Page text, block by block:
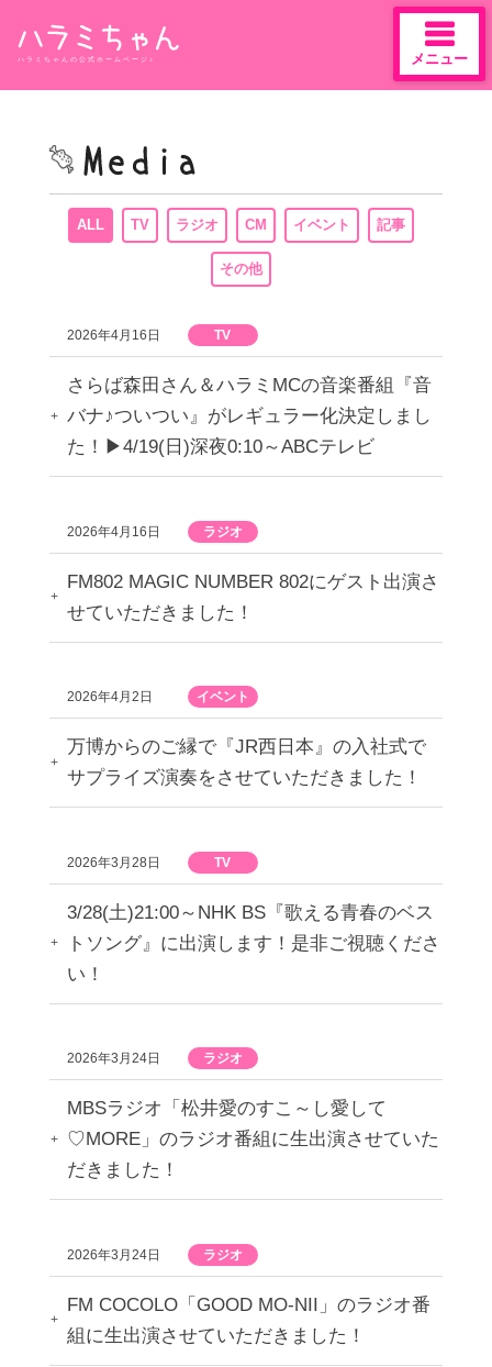
content
ハラミちゃんの公式ホームページ♪ メニュー
ALL TV ラジオ CM イベント 記事
その他
2026年4月16日 TV
さらば森田さん＆ハラミMCの音楽番組『音
バナ♪ついつい』がレギュラー化決定しまし
た！▶︎4/19(日)深夜0:10～ABCテレビ
2026年4月16日 ラジオ
FM802 MAGIC NUMBER 802にゲスト出演さ
せていただきました！
2026年4月2日 イベント
万博からのご縁で『JR西日本』の入社式で
サプライズ演奏をさせていただきました！
2026年3月28日 TV
3/28(土)21:00～NHK BS『歌える青春のベス
トソング』に出演します！是非ご視聴くださ
い！
2026年3月24日 ラジオ
MBSラジオ「松井愛のすこ～し愛して
♡MORE」のラジオ番組に生出演させていた
だきました！
2026年3月24日 ラジオ
FM COCOLO「GOOD MO-NII」のラジオ番
組に生出演させていただきました！